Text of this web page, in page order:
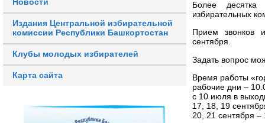
Издания Центральной избирательной
комиссии Республики Башкортостан
Клубы молодых избирателей
Карта сайта
Более
избирательных
Прием звонков
сентября.
Задать вопрос
Время работы
рабочие дни –
с 10 июля в
17, 18, 19
20, 21 сентября